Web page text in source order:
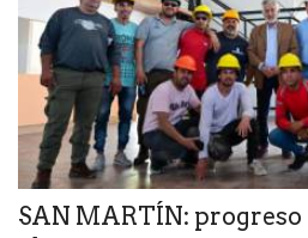
SAN MARTÍN: